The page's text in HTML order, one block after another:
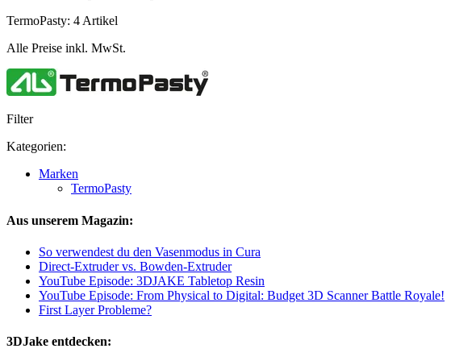
TermoPasty: 4 Artikel
Alle Preise inkl. MwSt.
Filter
Kategorien:
Marken
TermoPasty
Aus unserem Magazin:
So verwendest du den Vasenmodus in Cura
Direct-Extruder vs. Bowden-Extruder
YouTube Episode: 3DJAKE Tabletop Resin
YouTube Episode: From Physical to Digital: Budget 3D Scanner Battle Royale!
First Layer Probleme?
3DJake entdecken: